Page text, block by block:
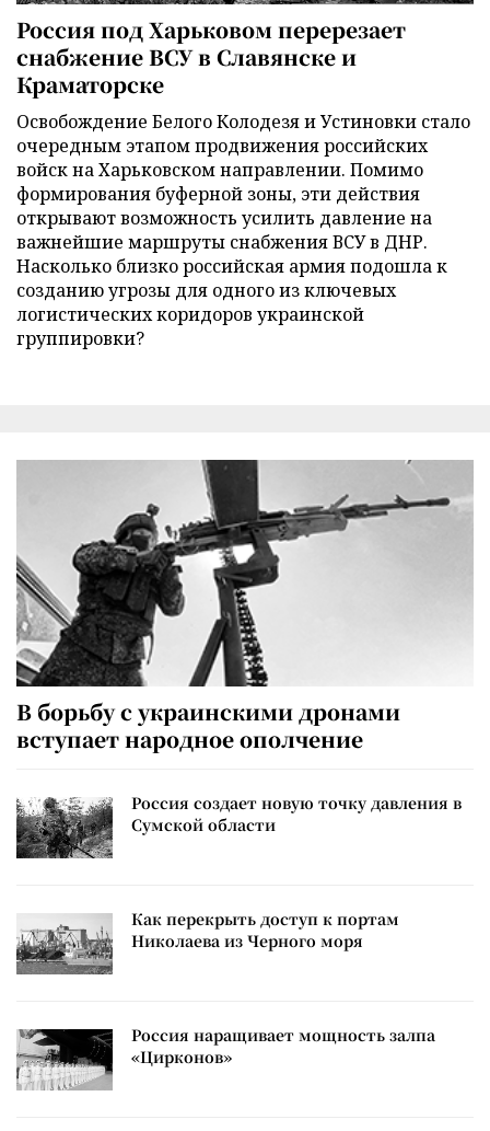
Россия под Харьковом перерезает
снабжение ВСУ в Славянске и
Краматорске
Освобождение Белого Колодезя и Устиновки стало
очередным этапом продвижения российских
войск на Харьковском направлении. Помимо
формирования буферной зоны, эти действия
открывают возможность усилить давление на
важнейшие маршруты снабжения ВСУ в ДНР.
Насколько близко российская армия подошла к
созданию угрозы для одного из ключевых
логистических коридоров украинской
группировки?
В борьбу с украинскими дронами
вступает народное ополчение
Россия создает новую точку давления в
Сумской области
Как перекрыть доступ к портам
Николаева из Черного моря
Россия наращивает мощность залпа
«Цирконов»